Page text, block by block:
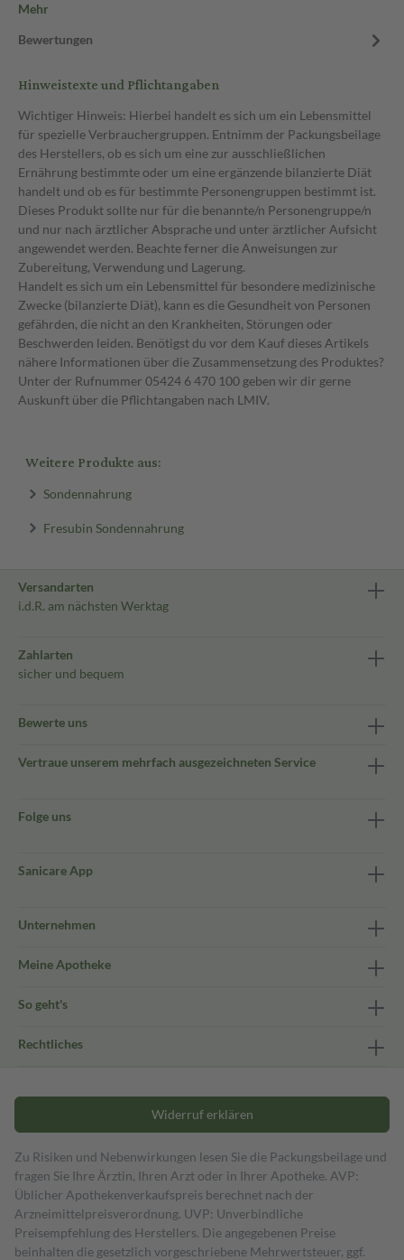
Mehr
Bewertungen
Hinweistexte und Pflichtangaben
Wichtiger Hinweis: Hierbei handelt es sich um ein Lebensmittel
für spezielle Verbrauchergruppen. Entnimm der Packungsbeilage
des Herstellers, ob es sich um eine zur ausschließlichen
Ernährung bestimmte oder um eine ergänzende bilanzierte Diät
handelt und ob es für bestimmte Personengruppen bestimmt ist.
Dieses Produkt sollte nur für die benannte/n Personengruppe/n
und nur nach ärztlicher Absprache und unter ärztlicher Aufsicht
angewendet werden. Beachte ferner die Anweisungen zur
Zubereitung, Verwendung und Lagerung.
Handelt es sich um ein Lebensmittel für besondere medizinische
Zwecke (bilanzierte Diät), kann es die Gesundheit von Personen
gefährden, die nicht an den Krankheiten, Störungen oder
Beschwerden leiden. Benötigst du vor dem Kauf dieses Artikels
nähere Informationen über die Zusammensetzung des Produktes?
Unter der Rufnummer 05424 6 470 100 geben wir dir gerne
Auskunft über die Pflichtangaben nach LMIV.
Weitere Produkte aus:
Sondennahrung
Fresubin Sondennahrung
Versandarten
i.d.R. am nächsten Werktag
Zahlarten
sicher und bequem
Bewerte uns
Vertraue unserem mehrfach ausgezeichneten Service
Folge uns
Sanicare App
Unternehmen
Meine Apotheke
So geht's
Rechtliches
Widerruf erklären
Zu Risiken und Nebenwirkungen lesen Sie die Packungsbeilage und
fragen Sie Ihre Ärztin, Ihren Arzt oder in Ihrer Apotheke. AVP:
Üblicher Apothekenverkaufspreis berechnet nach der
Arzneimittelpreisverordnung. UVP: Unverbindliche
Preisempfehlung des Herstellers. Die angegebenen Preise
beinhalten die gesetzlich vorgeschriebene Mehrwertsteuer, ggf.